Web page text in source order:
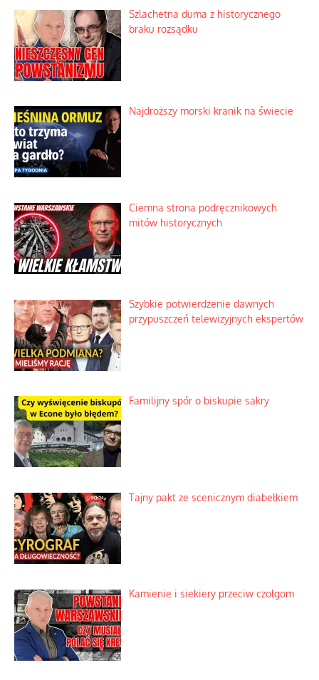
Szlachetna duma z historycznego
braku rozsądku
Najdroższy morski kranik na świecie
Ciemna strona podręcznikowych
mitów historycznych
Szybkie potwierdzenie dawnych
przypuszczeń telewizyjnych ekspertów
Familijny spór o biskupie sakry
Tajny pakt ze scenicznym diabełkiem
Kamienie i siekiery przeciw czołgom